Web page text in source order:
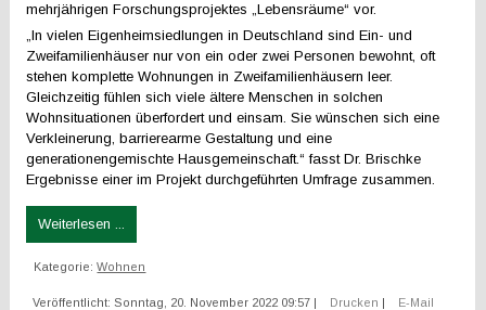
mehrjährigen Forschungsprojektes „Lebensräume“ vor.
„In vielen Eigenheimsiedlungen in Deutschland sind Ein- und
Zweifamilienhäuser nur von ein oder zwei Personen bewohnt, oft
stehen komplette Wohnungen in Zweifamilienhäusern leer.
Gleichzeitig fühlen sich viele ältere Menschen in solchen
Wohnsituationen überfordert und einsam. Sie wünschen sich eine
Verkleinerung, barrierearme Gestaltung und eine
generationengemischte Hausgemeinschaft.“ fasst Dr. Brischke
Ergebnisse einer im Projekt durchgeführten Umfrage zusammen.
Weiterlesen ...
Kategorie:Wohnen
Veröffentlicht: Sonntag, 20. November 2022 09:57 | Drucken | E-Mail